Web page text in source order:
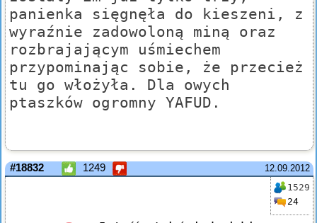
panienka sięgnęła do kieszeni, z
wyraźnie zadowoloną miną oraz
rozbrajającym uśmiechem
przypominając sobie, że przecież
tu go włożyła. Dla owych
ptaszków ogromny YAFUD.
12.09.2012
#18832 1249
1529
24